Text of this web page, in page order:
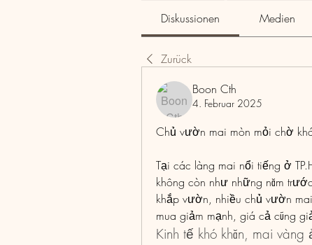
Diskussionen Medien
Zurück
Boon Cth
4. Februar 2025
Chủ vườn mai mòn mỏi chờ
Tại các làng mai nổi tiếng ở
không còn như những năm
khắp vườn, nhiều chủ vườn
mua giảm mạnh, giá cả cũng
Kinh tế khó khăn, mai vàng